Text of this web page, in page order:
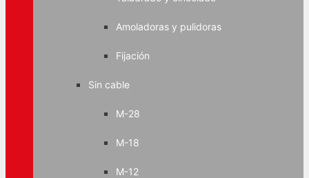
Amoladoras y pulidoras
Fijación
Sin cable
M-28
M-18
M-12